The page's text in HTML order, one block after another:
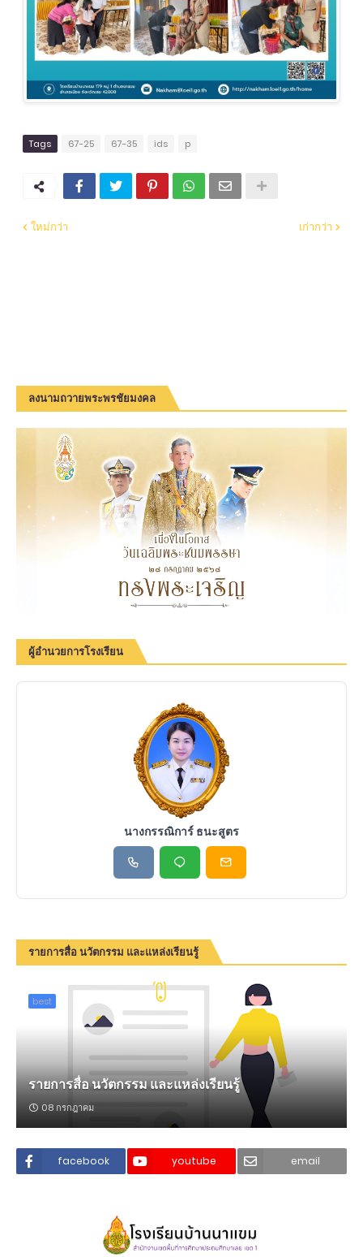
Tags 67-25 67-35 ids p
ใหม่กว่า เก่ากว่า
ลงนามถวายพระพรชัยมงคล
ผู้อำนวยการโรงเรียน
นางกรรณิการ์ ธนะสูตร
รายการสื่อ นวัตกรรม และแหล่งเรียนรู้
best
รายการสื่อ นวัตกรรม และแหล่งเรียนรู้
08 กรกฎาคม
facebook youtube email